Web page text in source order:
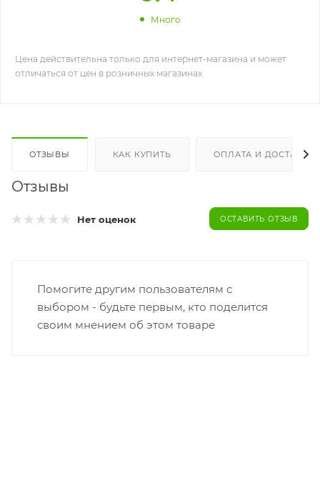
Много
Цена действительна только для интернет-магазина и может
отличаться от цен в розничных магазинах
ОТЗЫВЫ КАК КУПИТЬ ОПЛАТА И ДОСТАВКА
Отзывы
Нет оценок ОСТАВИТЬ ОТЗЫВ
Помогите другим пользователям с
выбором - будьте первым, кто поделится
своим мнением об этом товаре